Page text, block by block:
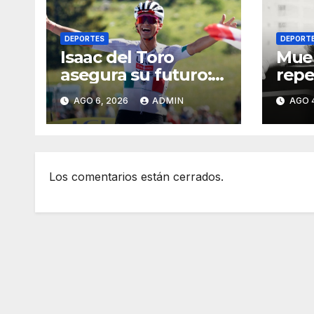
DEPORTES
Isaac del Toro
asegura su futuro:
renueva con UAE
Team Emirates
hasta 2031
AGO 6, 2026 ADMIN AGO
Los comentarios están cerrados.